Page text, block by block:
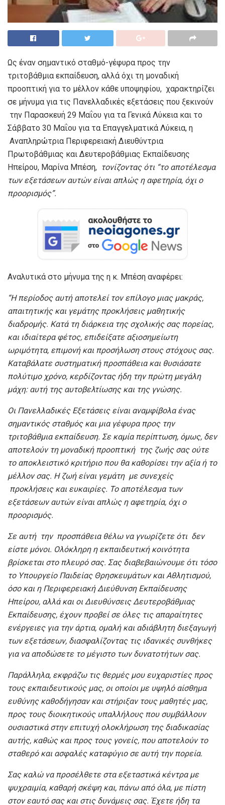
Ως έναν σημαντικό σταθμό-γέφυρα προς την
τριτοβάθμια εκπαίδευση, αλλά όχι τη μοναδική
προοπτική για το μέλλον κάθε υποψηφίου, χαρακτηρίζει
σε μήνυμα για τις Πανελλαδικές εξετάσεις που ξεκινούν
την Παρασκευή 29 Μαΐου για τα Γενικά Λύκεια και το
Σάββατο 30 Μαΐου για τα Επαγγελματικά Λύκεια, η
Αναπληρώτρια Περιφερειακή Διευθύντρια
Πρωτοβάθμιας και Δευτεροβάθμιας Εκπαίδευσης
Ηπείρου, Μαρίνα Μπέση, τονίζονταςότι “το αποτέλεσμα
των εξετάσεων αυτών είναι απλώς η αφετηρία, όχι ο
προορισμός”.
Αναλυτικά στο μήνυμα της η κ. Μπέση αναφέρει:
“Η περίοδος αυτή αποτελεί τον επίλογο μιας μακράς,
απαιτητικής και γεμάτης προκλήσεις μαθητικής
διαδρομής. Κατά τη διάρκεια της σχολικής σας πορείας,
και ιδιαίτερα φέτος, επιδείξατε αξιοσημείωτη
ωριμότητα, επιμονή και προσήλωση στους στόχους σας.
Καταβάλατε συστηματική προσπάθεια και θυσιάσατε
πολύτιμο χρόνο, κερδίζοντας ήδη την πρώτη μεγάλη
μάχη: αυτή της αυτοβελτίωσης και της γνώσης.
Οι Πανελλαδικές Εξετάσεις είναι αναμφίβολα ένας
σημαντικός σταθμός και μια γέφυρα προς την
τριτοβάθμια εκπαίδευση. Σε καμία περίπτωση, όμως, δεν
αποτελούν τη μοναδική προοπτική της ζωής σας ούτε
το αποκλειστικό κριτήριο που θα καθορίσει την αξία ή το
μέλλον σας. Η ζωή είναι γεμάτη με συνεχείς
προκλήσεις και ευκαιρίες. Το αποτέλεσμα των
εξετάσεων αυτών είναι απλώς η αφετηρία, όχι ο
προορισμός.
Σε αυτή την προσπάθεια θέλω να γνωρίζετε ότι δεν
είστε μόνοι. Ολόκληρη η εκπαιδευτική κοινότητα
βρίσκεται στο πλευρό σας. Σας διαβεβαιώνουμε ότι τόσο
το Υπουργείο Παιδείας Θρησκευμάτων και Αθλητισμού,
όσο και η Περιφερειακή Διεύθυνση Εκπαίδευσης
Ηπείρου, αλλά και οι Διευθύνσεις Δευτεροβάθμιας
Εκπαίδευσης, έχουν προβεί σε όλες τις απαραίτητες
ενέργειες για την άρτια, ομαλή και αδιάβλητη διεξαγωγή
των εξετάσεων, διασφαλίζοντας τις ιδανικές συνθήκες
για να αποδώσετε το μέγιστο των δυνατοτήτων σας.
Παράλληλα, εκφράζω τις θερμές μου ευχαριστίες προς
τους εκπαιδευτικούς μας, οι οποίοι με υψηλό αίσθημα
ευθύνης καθοδήγησαν και στήριξαν τους μαθητές μας,
προς τους διοικητικούς υπαλλήλους που συμβάλλουν
ουσιαστικά στην επιτυχή ολοκλήρωση της διαδικασίας
αυτής, καθώς και προς τους γονείς, που αποτελούν το
σταθερό και ασφαλές καταφύγιο σε αυτή την πορεία.
Σας καλώ να προσέλθετε στα εξεταστικά κέντρα με
ψυχραιμία, καθαρή σκέψη και, πάνω από όλα, με πίστη
στον εαυτό σας και στις δυνάμεις σας. Έχετε ήδη τα